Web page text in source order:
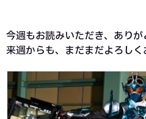
今週もお読みいただき、ありが
来週からも、まだまだよろしく